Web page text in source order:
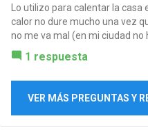
Lo utilizo para calentar la
calor no dure mucho una vez
no me va mal (en mi ciudad no
1 respuesta
VER MÁS PREGUNTAS Y